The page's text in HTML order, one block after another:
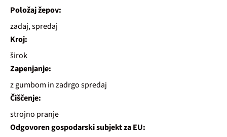
Položaj žepov:
zadaj, spredaj
Kroj:
širok
Zapenjanje:
z gumbom in zadrgo spredaj
Čiščenje:
strojno pranje
Odgovoren gospodarski subjekt za EU: